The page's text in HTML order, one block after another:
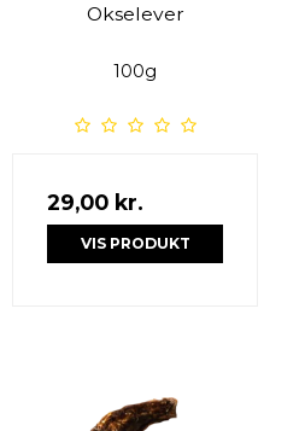
Okselever
100g
29,00 kr.
VIS PRODUKT